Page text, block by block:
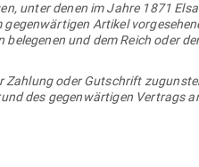
unter denen im Jahre 1871
gegen­wär­tigen Artikel
bele­genen und dem Reich oder
Zahlung oder Gut­schrift
des gegen­wär­tigen Ver­trags